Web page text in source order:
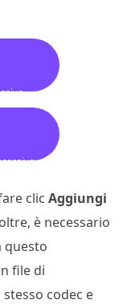
clic Aggiungi
è necessario
questo
file di
codec e